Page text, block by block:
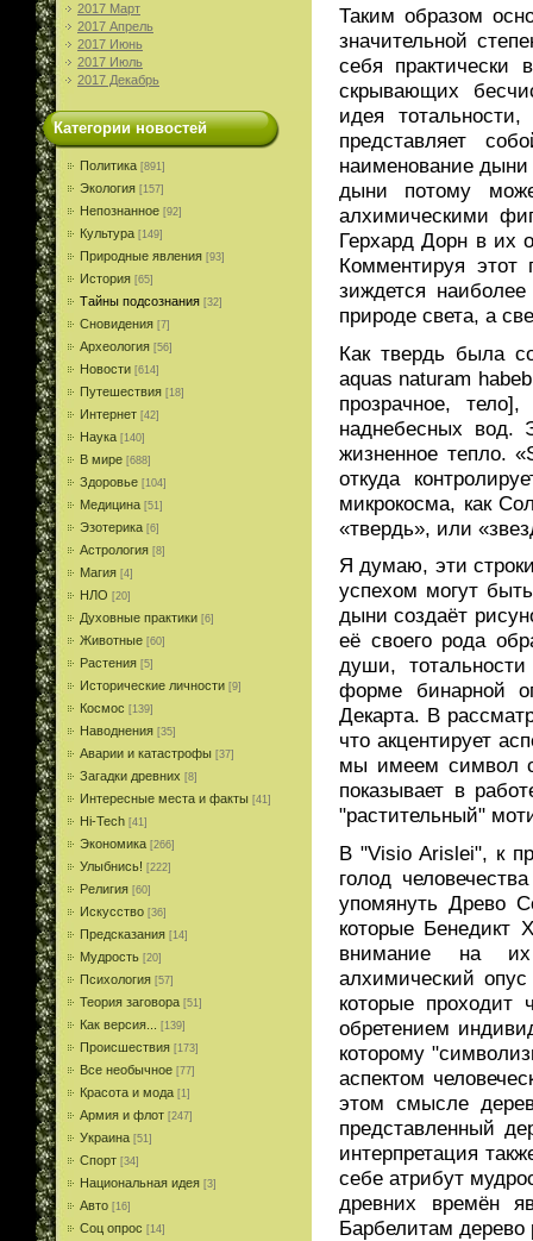
2017 Март
2017 Апрель
2017 Июнь
2017 Июль
2017 Декабрь
Категории новостей
Политика [891]
Экология [157]
Непознанное [92]
Культура [149]
Природные явления [93]
История [65]
Тайны подсознания [32]
Сновидения [7]
Археология [56]
Новости [614]
Путешествия [18]
Интернет [42]
Наука [140]
В мире [688]
Здоровье [104]
Медицина [51]
Эзотерика [6]
Астрология [8]
Магия [4]
НЛО [20]
Духовные практики [6]
Животные [60]
Растения [5]
Исторические личности [9]
Космос [139]
Наводнения [35]
Аварии и катастрофы [37]
Загадки древних [8]
Интересные места и факты [41]
Hi-Tech [41]
Экономика [266]
Улыбнись! [222]
Религия [60]
Искусство [36]
Предсказания [14]
Мудрость [20]
Психология [57]
Теория заговора [51]
Как версия... [139]
Происшествия [173]
Все необычное [77]
Красота и мода [1]
Армия и флот [247]
Украина [51]
Спорт [34]
Национальная идея [3]
Авто [16]
Соц опрос [14]
Таким образом
значительной
себя практически
скрывающих
идея
представляет
наименование
дыни потому
алхимическими
Герхард Дорн в их
Комментируя
зиждется
природе света, а
Как твердь была
aquas naturam
прозрачное,
наднебесных вод.
жизненное тепло.
откуда
микрокосма, как
«твердь», или
Я думаю, эти
успехом могут
дыни создаёт
её своего рода
души, тотальности
форме бинарной
Декарта. В
что акцентирует
мы имеем символ
показывает в
"растительный"
В "Visio Arislei", к
голод
упомянуть Древо
которые Бенедикт
внимание на их
алхимический
которые проходит
обретением
которому
аспектом
этом смысле
представленный
интерпретация
себе атрибут
древних времён
Барбелитам дерево